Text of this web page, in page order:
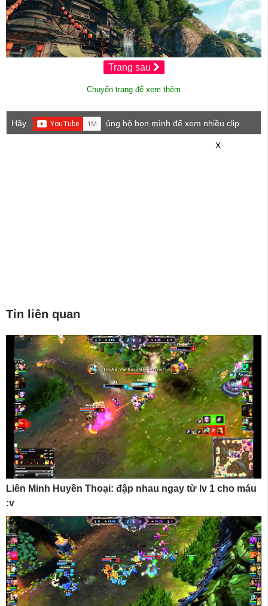
Trang sau
Chuyển trang để xem thêm
Hãy
ủng hộ bọn mình để xem nhiều clip
X
Tin liên quan
Liên Minh Huyền Thoại: đập nhau ngay từ lv 1 cho máu
:v